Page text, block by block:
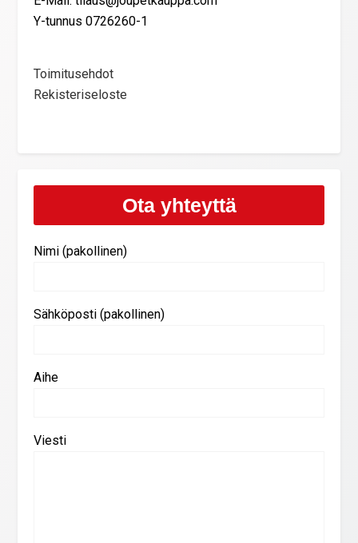
Y-tunnus 0726260-1
Toimitusehdot
Rekisteriseloste
Ota yhteyttä
Nimi (pakollinen)
Sähköposti (pakollinen)
Aihe
Viesti